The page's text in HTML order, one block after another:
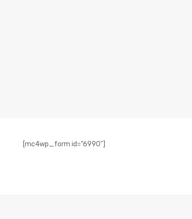
[mc4wp_form id="6990"]